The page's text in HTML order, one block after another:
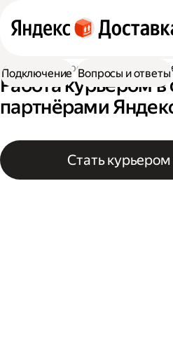
Работа курьером Работа
Работа курьером
партнёрами
Стать курьером
Подключение Вопросы и ответы